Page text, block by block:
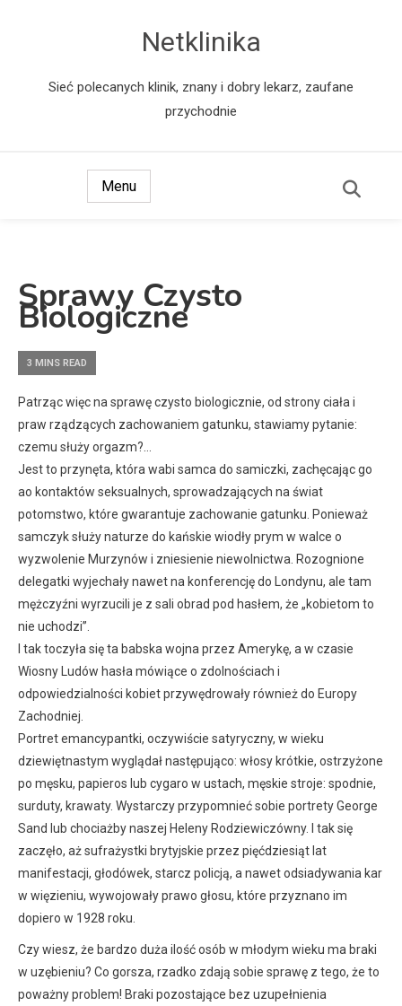
Netklinika
Sieć polecanych klinik, znany i dobry lekarz, zaufane
przychodnie
Menu
Sprawy Czysto
Biologiczne
3 MINS READ
Patrząc więc na sprawę czysto biologicznie, od strony ciała i
praw rządzących zachowaniem gatunku, stawiamy pytanie:
czemu służy orgazm?…
Jest to przynęta, która wabi samca do samiczki, zachęcając go
ao kontaktów seksualnych, sprowadzających na świat
potomstwo, które gwarantuje zachowanie gatunku. Ponieważ
samczyk służy naturze do kańskie wiodły prym w walce o
wyzwolenie Murzynów i zniesienie niewolnictwa. Rozognione
delegatki wyjechały nawet na konferencję do Londynu, ale tam
mężczyźni wyrzucili je z sali obrad pod hasłem, że „kobietom to
nie uchodzi”.
I tak toczyła się ta babska wojna przez Amerykę, a w czasie
Wiosny Ludów hasła mówiące o zdolnościach i
odpowiedzialności kobiet przywędrowały również do Europy
Zachodniej.
Portret emancypantki, oczywiście satyryczny, w wieku
dziewiętnastym wyglądał następująco: włosy krótkie, ostrzyżone
po męsku, papieros lub cygaro w ustach, męskie stroje: spodnie,
surduty, krawaty. Wystarczy przypomnieć sobie portrety George
Sand lub chociażby naszej Heleny Rodziewiczówny. I tak się
zaczęło, aż sufrażystki brytyjskie przez pięćdziesiąt lat
manifestacji, głodówek, starcz policją, a nawet odsiadywania kar
w więzieniu, wywojowały prawo głosu, które przyznano im
dopiero w 1928 roku.
Czy wiesz, że bardzo duża ilość osób w młodym wieku ma braki
w uzębieniu? Co gorsza, rzadko zdają sobie sprawę z tego, że to
poważny problem! Braki pozostające bez uzupełnienia